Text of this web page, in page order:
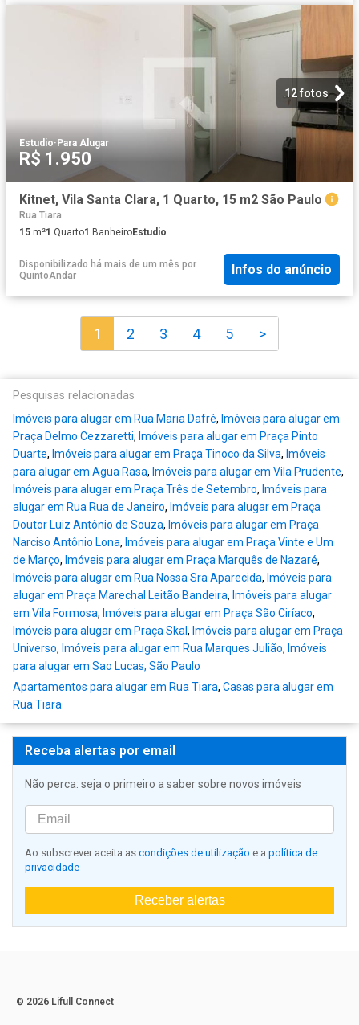
12 fotos
Estudio·Para Alugar
R$ 1.950
Kitnet, Vila Santa Clara, 1 Quarto, 15 m2 São Paulo
Rua Tiara
15 m²1 Quarto1 BanheiroEstudio
Disponibilizado há mais de um mês por
QuintoAndar
Infos do anúncio
1 2 3 4 5 >
Pesquisas relacionadas
Imóveis para alugar em Rua Maria Dafré, Imóveis para alugar em
Praça Delmo Cezzaretti, Imóveis para alugar em Praça Pinto
Duarte, Imóveis para alugar em Praça Tinoco da Silva, Imóveis
para alugar em Agua Rasa, Imóveis para alugar em Vila Prudente,
Imóveis para alugar em Praça Três de Setembro, Imóveis para
alugar em Rua Rua de Janeiro, Imóveis para alugar em Praça
Doutor Luiz Antônio de Souza, Imóveis para alugar em Praça
Narciso Antônio Lona, Imóveis para alugar em Praça Vinte e Um
de Março, Imóveis para alugar em Praça Marquês de Nazaré,
Imóveis para alugar em Rua Nossa Sra Aparecida, Imóveis para
alugar em Praça Marechal Leitão Bandeira, Imóveis para alugar
em Vila Formosa, Imóveis para alugar em Praça São Ciríaco,
Imóveis para alugar em Praça Skal, Imóveis para alugar em Praça
Universo, Imóveis para alugar em Rua Marques Julião, Imóveis
para alugar em Sao Lucas, São Paulo
Apartamentos para alugar em Rua Tiara, Casas para alugar em
Rua Tiara
Receba alertas por email
Não perca: seja o primeiro a saber sobre novos imóveis
Ao subscrever aceita as condições de utilização e a política de
privacidade
Receber alertas
© 2026 Lifull Connect